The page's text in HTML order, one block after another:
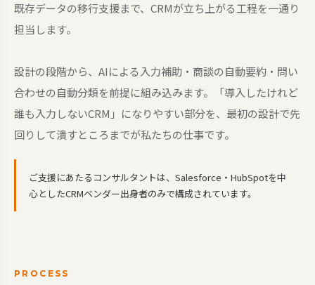
既存データの移行支援まで、CRMが立ち上がる工程を一通り
担当します。
設計の段階から、AIによる入力補助・商談の自動要約・問い
合わせの自動分類を前提に組み込みます。「導入したけれど
誰も入力しないCRM」になりやすい部分を、最初の設計で先
回りして潰すところまでが私たちの仕事です。
ご支援にあたるコンサルタントは、Salesforce・HubSpotを中
心としたCRMベンダー出身者のみで構成されています。
PROCESS